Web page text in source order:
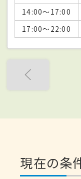
14:00～17:00
17:00～22:00
現在の条